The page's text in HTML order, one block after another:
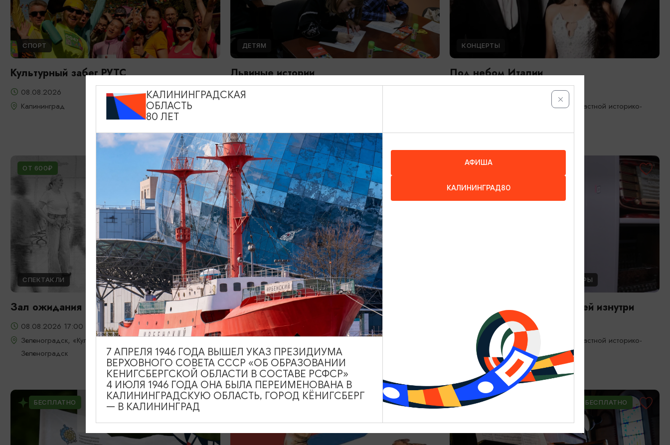
СПОРТ
Культурный забег РУТС
08.08.2026
Калининград
ДЕТЯМ
Львиные истории
08.08.2026 13:00
КОНЦЕРТЫ
Под небом Италии
Калининград, Калининградский областной историко-
ОТ 600₽
СПЕКТАКЛИ
Зал ожидания
08.08.2026 17:00
Зеленоградск, «Культурно-досуговый центр» г.
Зеленоградск
ОТ 3000₽
КОНЦЕРТЫ
Только хиты
08.08.2026 18:00
Зеленоградск, Кафе «Соленая ворона»
ЭКСКУРСИИ УЧРЕЖДЕНИЙ КУЛЬТУРЫ
Экскурсия по фондам: Музей изнутри
08.08.2026 11:00, 13:00, 15:00
Калининград, Калининградский областной историко-
художественный музей
БЕСПЛАТНО БЕСПЛАТНО ОТ 900₽ БЕСПЛАТНО
КАЛИНИНГРАДСКАЯ
ОБЛАСТЬ
80 ЛЕТ
АФИША
КАЛИНИНГРАД80
7 АПРЕЛЯ 1946 ГОДА ВЫШЕЛ УКАЗ ПРЕЗИДИУМА
ВЕРХОВНОГО СОВЕТА СССР «ОБ ОБРАЗОВАНИИ
КЕНИГСБЕРГСКОЙ ОБЛАСТИ В СОСТАВЕ РСФСР»
4 ИЮЛЯ 1946 ГОДА ОНА БЫЛА ПЕРЕИМЕНОВАНА В
КАЛИНИНГРАДСКУЮ ОБЛАСТЬ, ГОРОД КЁНИГСБЕРГ
— В КАЛИНИНГРАД